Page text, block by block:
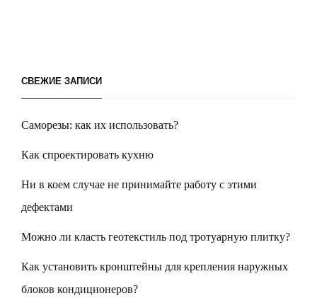
СВЕЖИЕ ЗАПИСИ
Саморезы: как их использовать?
Как спроектировать кухню
Ни в коем случае не принимайте работу с этими
дефектами
Можно ли класть геотекстиль под тротуарную плитку?
Как установить кронштейны для крепления наружных
блоков кондиционеров?